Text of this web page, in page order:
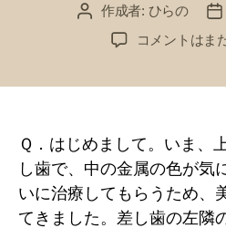
投 作成者: ひらの
投
稿
日
差
ワ
イ
ト
ニ
ン
コメントはま
Ｑ．はじめまして。いま、
し歯で、中の金属の色が気
いに治療してもらうため、
てきました。差し歯の左隣